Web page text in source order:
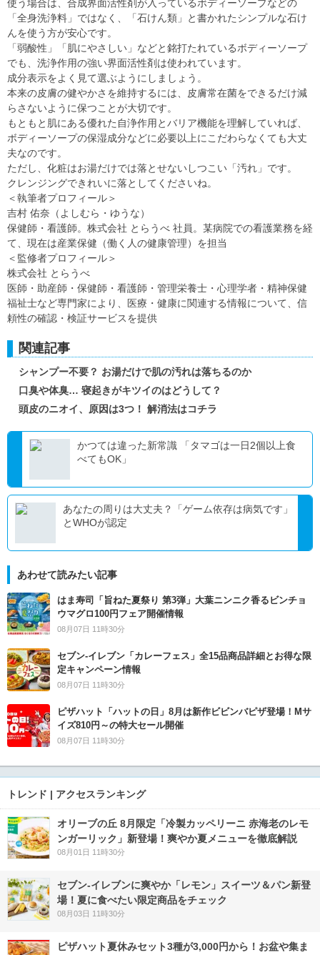
使う場合は、合成界面活性剤が入っているボディーソープなどの
「全身洗浄料」ではなく、「石けん類」と書かれたシンプルな石け
んを使う方が安心です。
「弱酸性」「肌にやさしい」などと銘打たれているボディーソープ
でも、洗浄作用の強い界面活性剤は使われています。
成分表示をよく見て選ぶようにしましょう。
本来の皮膚の健やかさを維持するには、皮膚常在菌をできるだけ減
らさないように保つことが大切です。
もともと肌にある優れた自浄作用とバリア機能を理解していれば、
ボディーソープの保湿成分などに必要以上にこだわらなくても大丈
夫なのです。
ただし、化粧はお湯だけでは落とせないしつこい「汚れ」です。
クレンジングできれいに落としてくださいね。
＜執筆者プロフィール＞
吉村 佑奈（よしむら・ゆうな）
保健師・看護師。株式会社 とらうべ 社員。某病院での看護業務を経
て、現在は産業保健（働く人の健康管理）を担当
＜監修者プロフィール＞
株式会社 とらうべ
医師・助産師・保健師・看護師・管理栄養士・心理学者・精神保健
福祉士など専門家により、医療・健康に関連する情報について、信
頼性の確認・検証サービスを提供
関連記事
シャンプー不要？ お湯だけで肌の汚れは落ちるのか
口臭や体臭… 寝起きがキツイのはどうして？
頭皮のニオイ、原因は3つ！ 解消法はコチラ
かつては違った新常識 「タマゴは一日2個以上食
べてもOK」
あなたの周りは大丈夫？「ゲーム依存は病気です」
とWHOが認定
あわせて読みたい記事
はま寿司「旨ねた夏祭り 第3弾」大葉ニンニク香るビンチョ
ウマグロ100円フェア開催情報
08月07日 11時30分
セブン‐イレブン「カレーフェス」全15品商品詳細とお得な限
定キャンペーン情報
08月07日 11時30分
ピザハット「ハットの日」8月は新作ビビンバピザ登場！Mサ
イズ810円～の特大セール開催
08月07日 11時30分
トレンド | アクセスランキング
オリーブの丘 8月限定「冷製カッペリーニ 赤海老のレモ
ンガーリック」新登場！爽やか夏メニューを徹底解説
08月01日 11時30分
セブン‐イレブンに爽やか「レモン」スイーツ＆パン新登
場！夏に食べたい限定商品をチェック
08月03日 11時30分
ピザハット夏休みセット3種が3,000円から！お盆や集ま